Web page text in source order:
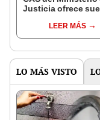
Justicia ofrece
¿cuáles son los
requisitos?
LEER MÁS
LO MÁS VISTO